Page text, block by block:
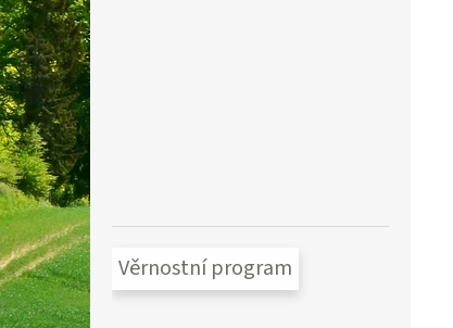
Věrnostní program